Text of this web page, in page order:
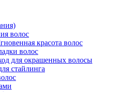
волос
красота волос
волос
для окрашенных волосы
стайлинга